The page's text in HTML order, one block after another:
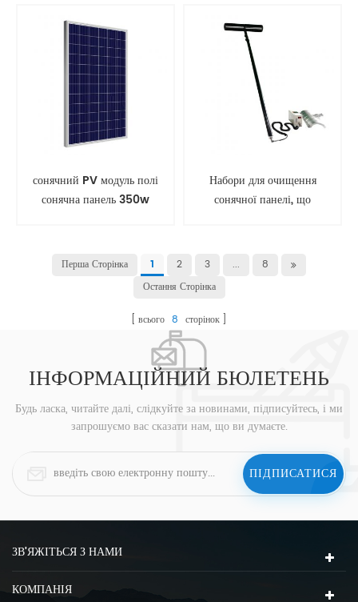
сонячний PV модуль полі
сонячна панель 350w
Набори для очищення
сонячної панелі, що
Перша Сторінка 1 2 3 ...
8
Остання Сторінка
всього 8 сторінок
ІНФОРМАЦІЙНИЙ БЮЛЕТЕНЬ
Будь ласка, читайте далі, слідкуйте за новинами, підписуйтесь, і ми
запрошуємо вас сказати нам, що ви думаєте.
ЗВ'ЯЖІТЬСЯ З НАМИ
КОМПАНІЯ